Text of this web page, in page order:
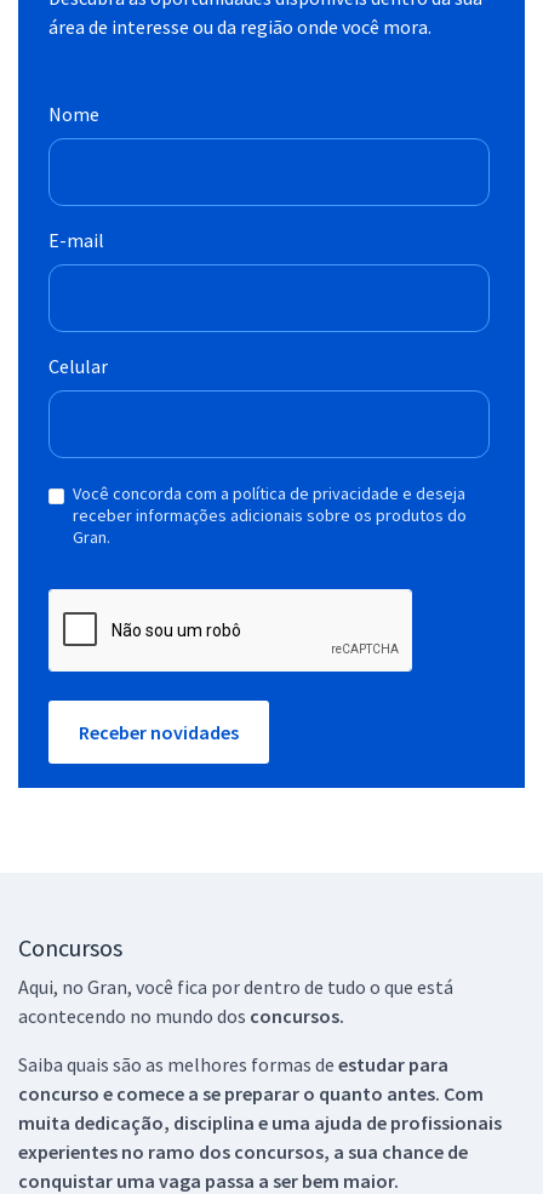
área de interesse ou da região onde você mora.
Nome
E-mail
Celular
Você concorda com a política de privacidade e deseja
receber informações adicionais sobre os produtos do
Gran.
Receber novidades
Concursos
Aqui, no Gran, você fica por dentro de tudo o que está
acontecendo no mundo dos concursos.
Saiba quais são as melhores formas de estudar para
concurso e comece a se preparar o quanto antes. Com
muita dedicação, disciplina e uma ajuda de profissionais
experientes no ramo dos concursos, a sua chance de
conquistar uma vaga passa a ser bem maior.